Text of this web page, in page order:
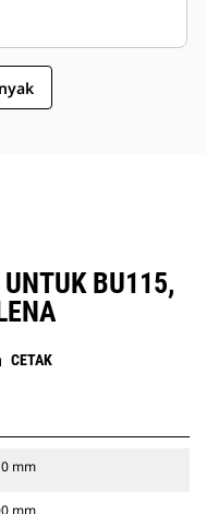
BU115,
CETAK
mm